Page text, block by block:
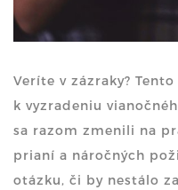
Veríte v zázraky?
k vyzradeniu
sa razom zmenili na
prianí a náročných
otázku, či by nestálo